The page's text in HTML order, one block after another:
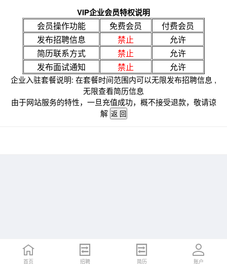
VIP企业会员特权说明
会员操作功能 免费会员
付费会员
发布招聘信息
禁止
允许
简历联系方式
禁止
允许
发布面试通知
禁止 允许
企业入驻套餐说明: 在套餐时间范围内可以无限发布招聘信息 ,
无限查看简历信息
由于网站服务的特性，一旦充值成功，概不接受退款，敬请谅
解
首页 招聘 简历 账户